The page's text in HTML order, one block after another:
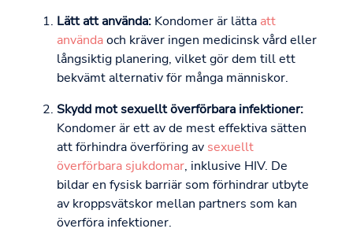
Lätt att använda: Kondomer är lätta att
användaoch kräver ingen medicinsk vård eller
långsiktig planering, vilket gör dem till ett
bekvämt alternativ för många människor.
Skydd mot sexuellt överförbara infektioner:
Kondomer är ett av de mest effektiva sätten
att förhindra överföring av sexuellt
överförbara sjukdomar, inklusive HIV. De
bildar en fysisk barriär som förhindrar utbyte
av kroppsvätskor mellan partners som kan
överföra infektioner.